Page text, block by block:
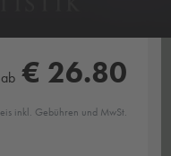
ab€ 26.80
inkl. Gebühren und MwSt.